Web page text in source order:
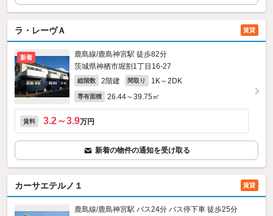
ラ・レーヴＡ 賃貸
新着
鹿島線/鹿島神宮駅 徒歩82分
茨城県神栖市堀割1丁目16-27
総階数 2階建 間取り 1K～2DK
専有面積 26.44～39.75㎡
賃料 3.2～3.9万円
新着の物件の通知を受け取る
カーサエテルノ１ 賃貸
鹿島線/鹿島神宮駅 バス24分 バス停下車 徒歩25分